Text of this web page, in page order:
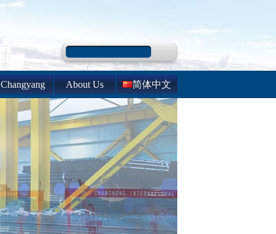
Changyang
System
About Us 简体中文